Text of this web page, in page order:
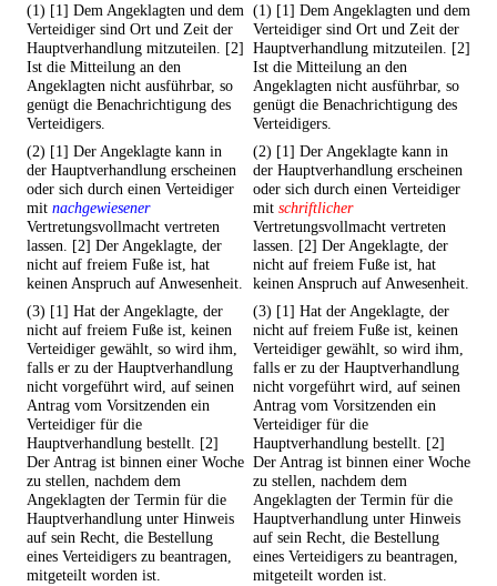
(1) [1] Dem Angeklagten und dem
Verteidiger sind Ort und Zeit der
Hauptverhandlung mitzuteilen. [2]
Ist die Mitteilung an den
Angeklagten nicht ausführbar, so
genügt die Benachrichtigung des
Verteidigers.
(1) [1] Dem Angeklagten und dem
Verteidiger sind Ort und Zeit der
Hauptverhandlung mitzuteilen. [2]
Ist die Mitteilung an den
Angeklagten nicht ausführbar, so
genügt die Benachrichtigung des
Verteidigers.
(2) [1] Der Angeklagte kann in
der Hauptverhandlung erscheinen
oder sich durch einen Verteidiger
mit nachgewiesener
Vertretungsvollmacht vertreten
lassen. [2] Der Angeklagte, der
nicht auf freiem Fuße ist, hat
keinen Anspruch auf Anwesenheit.
(2) [1] Der Angeklagte kann in
der Hauptverhandlung erscheinen
oder sich durch einen Verteidiger
mit schriftlicher
Vertretungsvollmacht vertreten
lassen. [2] Der Angeklagte, der
nicht auf freiem Fuße ist, hat
keinen Anspruch auf Anwesenheit.
(3) [1] Hat der Angeklagte, der
nicht auf freiem Fuße ist, keinen
Verteidiger gewählt, so wird ihm,
falls er zu der Hauptverhandlung
nicht vorgeführt wird, auf seinen
Antrag vom Vorsitzenden ein
Verteidiger für die
Hauptverhandlung bestellt. [2]
Der Antrag ist binnen einer Woche
zu stellen, nachdem dem
Angeklagten der Termin für die
Hauptverhandlung unter Hinweis
auf sein Recht, die Bestellung
eines Verteidigers zu beantragen,
mitgeteilt worden ist.
(3) [1] Hat der Angeklagte, der
nicht auf freiem Fuße ist, keinen
Verteidiger gewählt, so wird ihm,
falls er zu der Hauptverhandlung
nicht vorgeführt wird, auf seinen
Antrag vom Vorsitzenden ein
Verteidiger für die
Hauptverhandlung bestellt. [2]
Der Antrag ist binnen einer Woche
zu stellen, nachdem dem
Angeklagten der Termin für die
Hauptverhandlung unter Hinweis
auf sein Recht, die Bestellung
eines Verteidigers zu beantragen,
mitgeteilt worden ist.